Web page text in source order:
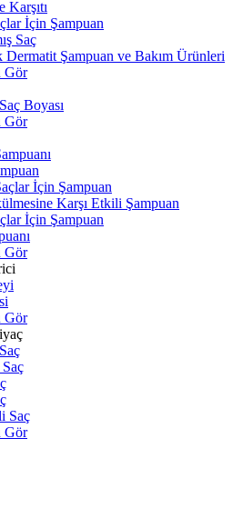
Karşıtı
İçin Şampuan
Saç
Dermatit Şampuan ve Bakım Ürünleri
Gör
Boyası
Gör
İçin Şampuan
Karşı Etkili Şampuan
İçin Şampuan
Gör
Gör
Saç
Saç
Gör